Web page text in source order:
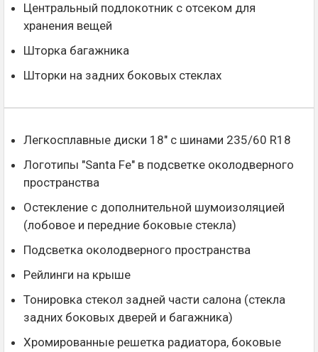
Центральный подлокотник с отсеком для
хранения вещей
Шторка багажника
Шторки на задних боковых стеклах
Легкосплавные диски 18" с шинами 235/60 R18
Логотипы "Santa Fe" в подсветке околодверного
пространства
Остекление с дополнительной шумоизоляцией
(лобовое и передние боковые стекла)
Подсветка околодверного пространства
Рейлинги на крыше
Тонировка стекол задней части салона (стекла
задних боковых дверей и багажника)
Хромированные решетка радиатора, боковые